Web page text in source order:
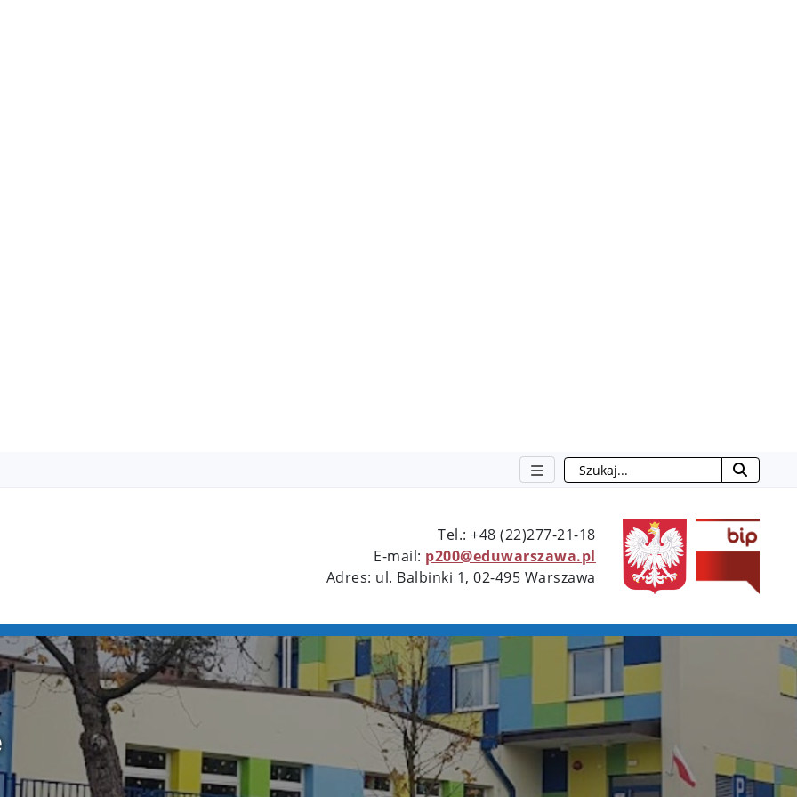
Szukaj
Tel.: +48 (22)277-21-18
E-mail: p200@eduwarszawa.pl
Adres: ul. Balbinki 1, 02-495 Warszawa